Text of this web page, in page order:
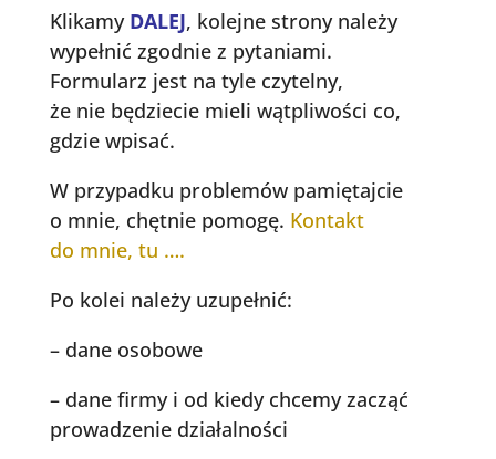
Klikamy DALEJ, kolejne strony należy
wypełnić zgodnie z pytaniami.
Formularz jest na tyle czytelny,
że nie będziecie mieli wątpliwości co,
gdzie wpisać.
W przypadku problemów pamiętajcie
o mnie, chętnie pomogę. Kontakt
do mnie, tu ….
Po kolei należy uzupełnić:
– dane osobowe
– dane firmy i od kiedy chcemy zacząć
prowadzenie działalności